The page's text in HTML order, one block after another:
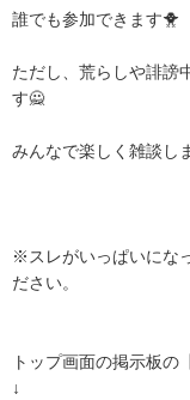
誰でも参加できます🐥
ただし、荒らしや誹謗
す🙅
みんなで楽しく雑談し
※スレがいっぱいにな
ださい。
トップ画面の掲示板の
↓